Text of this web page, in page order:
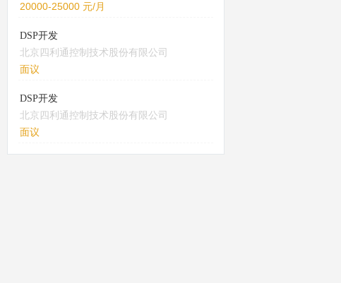
20000-25000 元/月
DSP开发
北京四利通控制技术股份有限公司
面议
DSP开发
北京四利通控制技术股份有限公司
面议